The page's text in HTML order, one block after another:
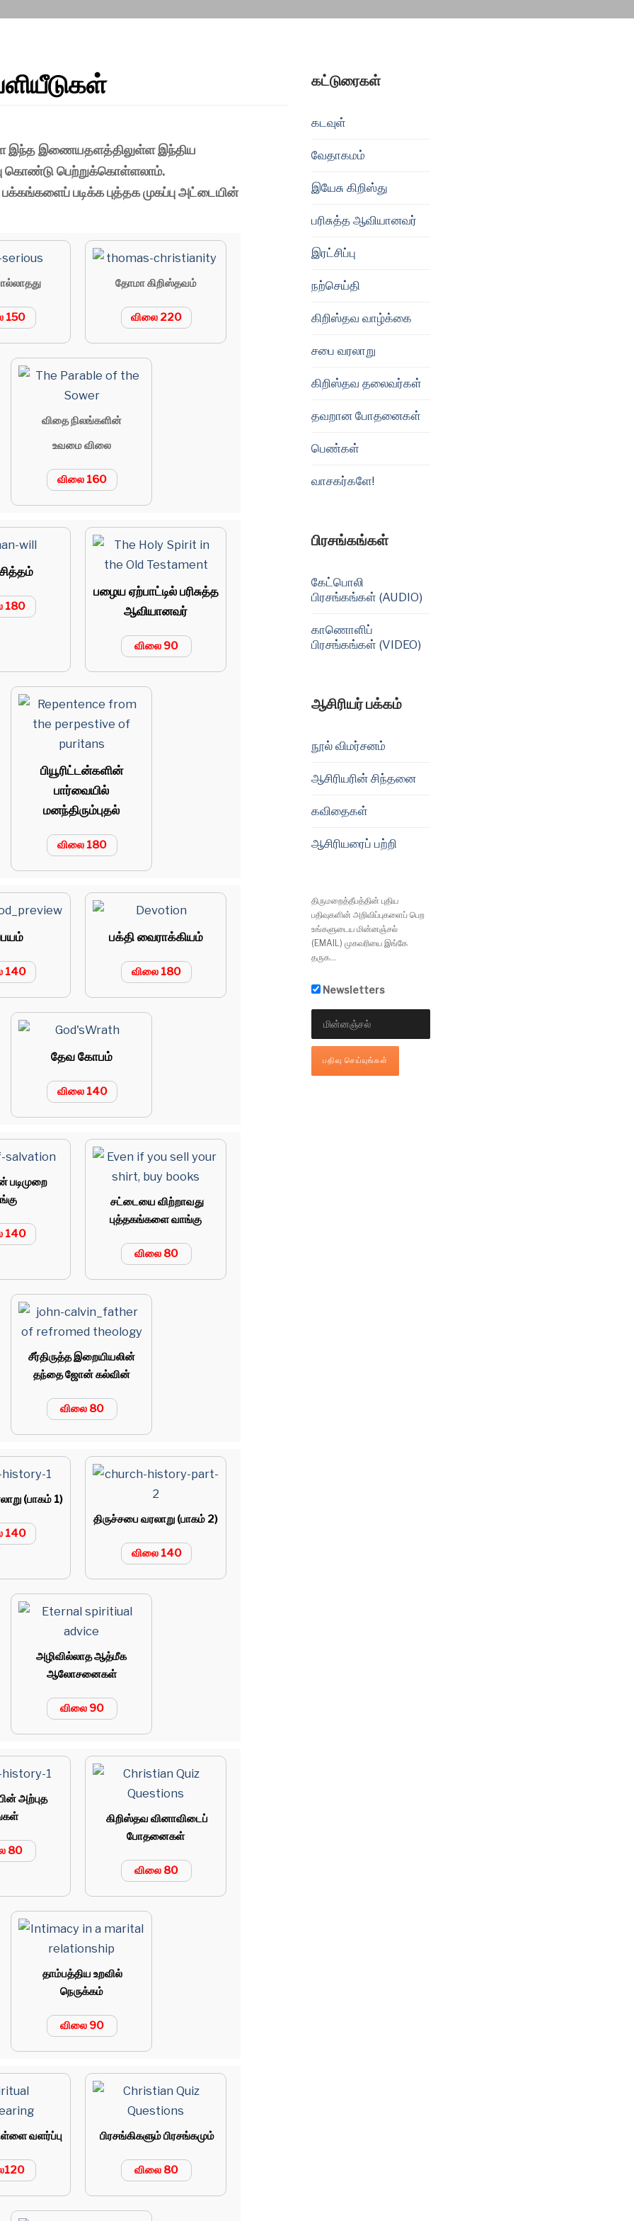
இந்த இணையதளத்திலுள்ள இந்திய
கொண்டு பெற்றுக்கொள்ளலாம்.
படிக்க புத்தக முகப்பு அட்டையின்
150
தோமா கிறிஸ்தவம்
விலை 220
விதை நிலங்களின்
உவமை விலை
விலை 160
180
பழைய ஏற்பாட்டில் பரிசுத்த
ஆவியானவர்
விலை 90
பியூரிட்டன்களின்
பார்வையில்
மனந்திரும்புதல்
விலை 180
140
பக்தி வைராக்கியம்
விலை 180
தேவ கோபம்
விலை 140
படிமுறை
140
சட்டையை விற்றாவது
புத்தகங்களை வாங்கு
விலை 80
சீர்திருத்த இறையியலின்
தந்தை ஜோன் கல்வின்
விலை 80
(பாகம் 1)
140
திருச்சபை வரலாறு (பாகம் 2)
விலை 140
அழிவில்லாத ஆத்மீக
ஆலோசனைகள்
விலை 90
அற்புத
80
கிறிஸ்தவ வினாவிடைப்
போதனைகள்
விலை 80
தாம்பத்திய உறவில்
நெருக்கம்
விலை 90
வளர்ப்பு பிரசங்கிகளும் பிரசங்கமும்
விலை 80
கட்டுரைகள்
கடவுள்
வேதாகமம்
இயேசு கிறிஸ்து
பரிசுத்த ஆவியானவர்
இரட்சிப்பு
நற்செய்தி
கிறிஸ்தவ வாழ்க்கை
சபை வரலாறு
கிறிஸ்தவ தலைவர்கள்
தவறான போதனைகள்
பெண்கள்
வாசகர்களே!
பிரசங்கங்கள்
கேட்பொலி
பிரசங்கங்கள் (AUDIO)
காணொளிப்
பிரசங்கங்கள் (VIDEO)
ஆசிரியர் பக்கம்
நூல் விமர்சனம்
ஆசிரியரின் சிந்தனை
கவிதைகள்
ஆசிரியரைப் பற்றி
திருமறைத்தீபத்தின் புதிய
பதிவுகளின் அறிவிப்புகளைப் பெற
உங்களுடைய மின்னஞ்சல்
(EMAIL) முகவரியை இங்கே
தருக...
Newsletters